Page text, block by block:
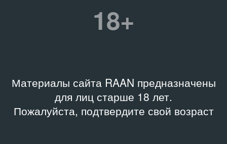
18+
Материалы сайта RAAN предназначены
для лиц старше 18 лет.
Пожалуйста, подтвердите свой возраст